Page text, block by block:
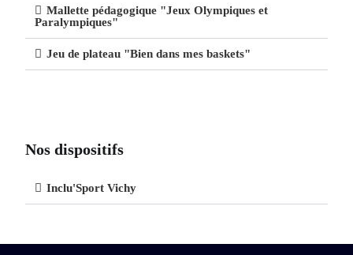
Mallette pédagogique "Jeux Olympiques et
Paralympiques"
Jeu de plateau "Bien dans mes baskets"
Nos dispositifs
Inclu'Sport Vichy